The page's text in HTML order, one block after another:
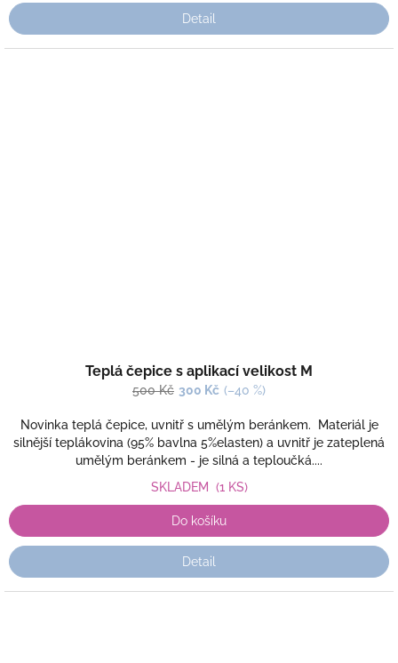
Detail
Teplá čepice s aplikací velikost M
500 Kč 300 Kč (–40 %)
Novinka teplá čepice, uvnitř s umělým beránkem. Materiál je
silnější teplákovina (95% bavlna 5%elasten) a uvnitř je zateplená
umělým beránkem - je silná a teploučká....
SKLADEM (1 KS)
Do košíku
Detail